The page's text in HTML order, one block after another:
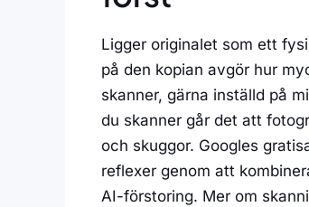
Ligger originalet som ett
på den kopian avgör hur
skanner, gärna inställd på
du skanner går det att
och skuggor. Googles
reflexer genom att
AI-förstoring. Mer om